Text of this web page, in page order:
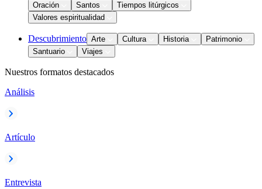
Oración
Santos
Tiempos litúrgicos
Valores espiritualidad
Descubrimiento Arte Cultura Historia
Patrimonio
Santuario
Viajes
Nuestros formatos destacados
Análisis
Artículo
Entrevista